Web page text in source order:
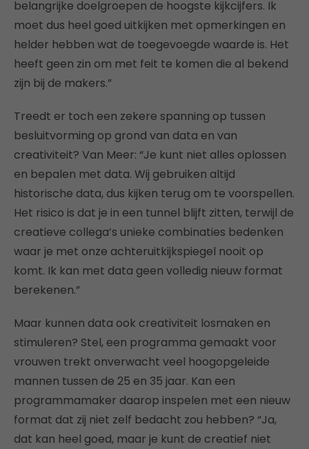
belangrijke doelgroepen de hoogste kijkcijfers. Ik
moet dus heel goed uitkijken met opmerkingen en
helder hebben wat de toegevoegde waarde is. Het
heeft geen zin om met feit te komen die al bekend
zijn bij de makers.”
Treedt er toch een zekere spanning op tussen
besluitvorming op grond van data en van
creativiteit? Van Meer: “Je kunt niet alles oplossen
en bepalen met data. Wij gebruiken altijd
historische data, dus kijken terug om te voorspellen.
Het risico is dat je in een tunnel blijft zitten, terwijl de
creatieve collega’s unieke combinaties bedenken
waar je met onze achteruitkijkspiegel nooit op
komt. Ik kan met data geen volledig nieuw format
berekenen.”
Maar kunnen data ook creativiteit losmaken en
stimuleren? Stel, een programma gemaakt voor
vrouwen trekt onverwacht veel hoogopgeleide
mannen tussen de 25 en 35 jaar. Kan een
programmamaker daarop inspelen met een nieuw
format dat zij niet zelf bedacht zou hebben? “Ja,
dat kan heel goed, maar je kunt de creatief niet